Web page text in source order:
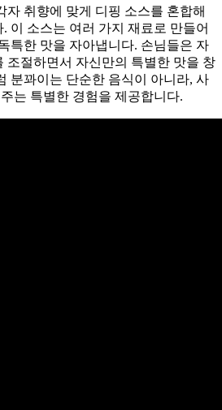
자 취향에 맞게 디핑 소스를 혼합해
이 소스는 여러 가지 재료로 만들어
특한 맛을 자아냅니다. 손님들은 자
조절하면서 자신만의 특별한 맛을 창
분꽈이는 단순한 음식이 아니라, 사
는 특별한 경험을 제공합니다.